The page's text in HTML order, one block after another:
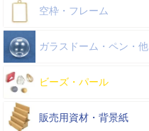
空枠・フレーム
ガラスドーム・ペン・他
ビーズ・パール
販売用資材・背景紙